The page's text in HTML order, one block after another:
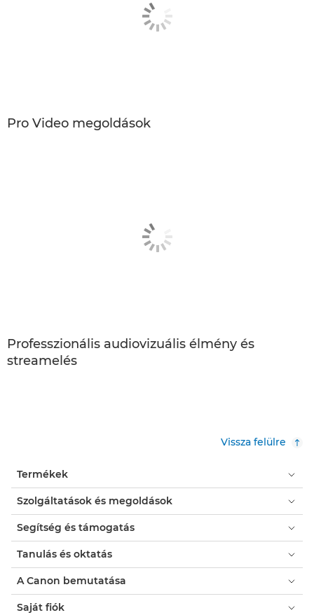
Pro Video megoldások
Professzionális audiovizuális élmény és
streamelés
Vissza felülre
Termékek
Szolgáltatások és megoldások
Segítség és támogatás
Tanulás és oktatás
A Canon bemutatása
Saját fiók